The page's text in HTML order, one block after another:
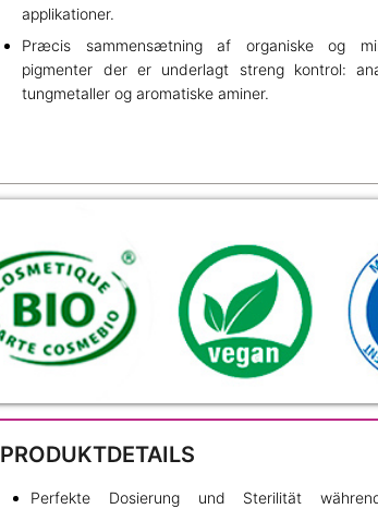
applikationer.
Præcis sammensætning af organiske og
pigmenter der er underlagt streng kontrol:
tungmetaller og aromatiske aminer.
PRODUKTDETAILS
Perfekte Dosierung und Sterilität